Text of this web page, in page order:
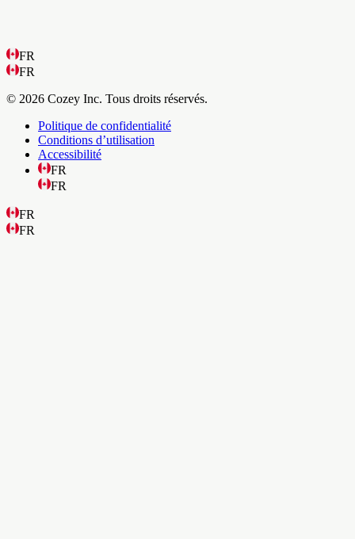
FR
FR
© 2026 Cozey Inc. Tous droits réservés.
Politique de confidentialité
Conditions d’utilisation
Accessibilité
FR
FR
FR
FR